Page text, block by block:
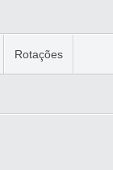
Rotações